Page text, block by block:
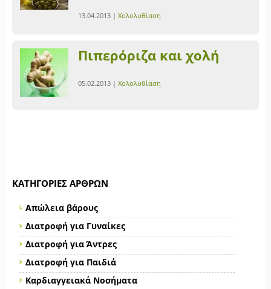
13.04.2013 | Χολολυθίαση
Πιπερόριζα και χολή
05.02.2013 | Χολολυθίαση
ΚΑΤΗΓΟΡΊΕΣ ΆΡΘΡΩΝ
Απώλεια βάρους
Διατροφή για Γυναίκες
Διατροφή για Άντρες
Διατροφή για Παιδιά
Καρδιαγγειακά Νοσήματα